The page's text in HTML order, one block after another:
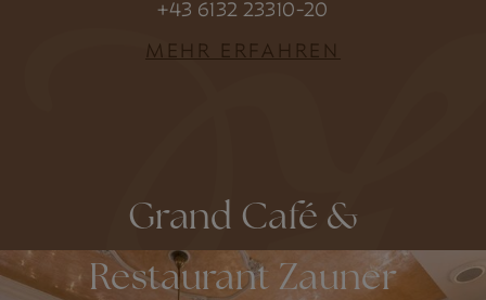
+43 6132 23310-20
MEHR ERFAHREN
Grand Café &
Restaurant Zauner